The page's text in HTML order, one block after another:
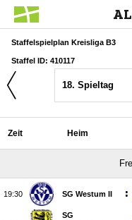
Staffelspielplan Kreisliga B3
Staffel ID: 410117
18. Spieltag
Zeit Heim
 SG Westum II :
SG